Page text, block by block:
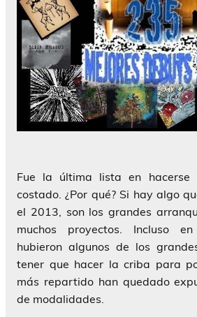
Fue la última lista en
costado. ¿Por qué? Si hay algo
el 2013, son los grandes
muchos proyectos. Incluso
hubieron algunos de los
tener que hacer la criba para
más repartido han quedado
de modalidades.